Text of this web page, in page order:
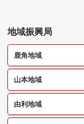
地域振興局
鹿角地域
山本地域
由利地域